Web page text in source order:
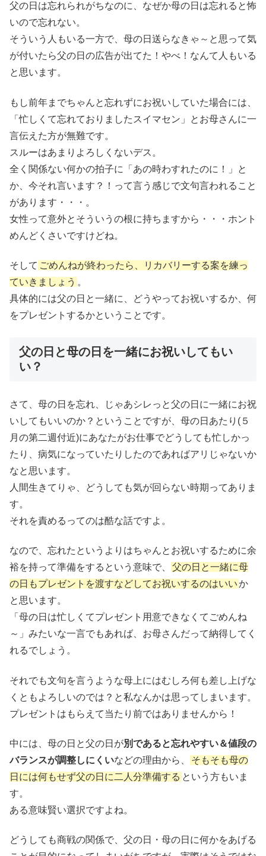
父の日は忘れられがちなのに、なぜか母の日は忘れると怖
いので忘れない。
そういう人もいる一方で、母の日送らなきゃ～と思って気
が付いたら父の日の広告が出てた！やべ！なんて人もいる
と思います。
もし前年までちゃんと忘れずにお祝いしていた場合には、
「忙しくて忘れておりましたスイマセン」とお母さんに一
言伝えた方が無難です。
スルーはあまりよろしくないデス。
全く関係ない何かの拍子に「あの時わすれたのに！」と
か、今それ言います？！って言う感じで文句言われること
があります・・・。
女性って意外とそういうの根に持ちますから・・・ホント
めんどくさいですけどね。
そして ごめんねが終わったら、リカバリーする案を練っ
ていきましょう 。
具体的には父の日と一緒に、どうやってお祝いするか、何
をプレゼントするかということです。
父の日と母の日を一緒にお祝いしてもい
い？
さて、母の日を忘れ、じゃあシレっと父の日に一緒にお祝
いしてもいいのか？ということですが、母の日あたり(５
月の第二週付近)にあなたがお仕事でどうしても忙しかっ
たり、病気になっていたりしたのであればアリじゃないか
なと思います。
人間生きてりゃ、どうしても気が回らない時期ってありま
す。
それを責めるってのは酷な話ですよ。
なので、忘れたというよりはちゃんとお祝いするために余
裕を持って準備をするという意味で、
父の日と一緒に母
の日もプレゼントを渡すなどしてお祝いするのはいいか
と思います。
「母の日は忙しくてプレゼント用意できなくてごめんね
～」みたいな一言でもあれば、お母さんだって納得してく
れるでしょう。
それでも文句を言うような母上にはむしろ何も差し上げな
くともよろしいのでは？と私なんかは思ってしまいます。
プレゼントはもらえて当たり前ではありませんから！
中には、母の日と父の日が別であると忘れやすい＆値段の
バランスが調整しにくいなどの理由から、
そもそも母の
日には何もせず父の日に二人分準備する という方もいま
す。
ある意味賢い選択ですよね。
どうしても商戦の関係で、父の日・母の日に何かをあげる